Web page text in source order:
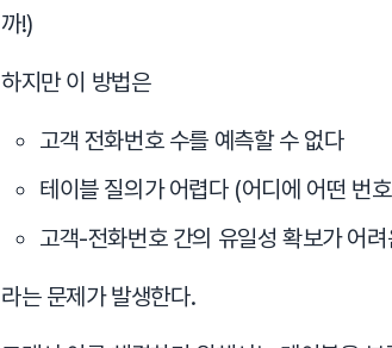
까!)
하지만 이 방법은
고객 전화번호 수를 예측할 수 없다
테이블 질의가 어렵다 (어디에 어떤 번
고객-전화번호 간의 유일성 확보가 어
라는 문제가 발생한다.